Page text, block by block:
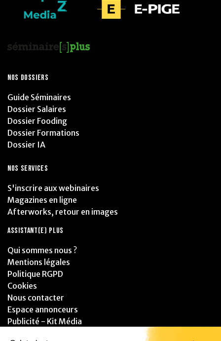
NOS DOSSIERS
Guide Séminaires
Dossier Salaires
Dossier Fooding
Dossier Formations
Dossier IA
NOS SERVICES
S'inscrire aux webinaires
Magazines en ligne
Afterworks, retour en images
ASSISTANT(E) PLUS
Qui sommes nous ?
Mentions légales
Politique RGPD
Cookies
Nous contacter
Espace annonceurs
Publicité - Kit Média